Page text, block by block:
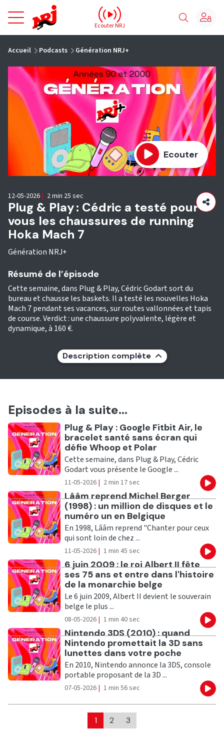
NRJ - Accueil
Ecouter NRJ
Accueil Podcasts Génération NRJ+
Ecouter
Plug & Play : Cédric a testé pour
vous les chaussures de running
Hoka Mach 7
Génération NRJ+
12-05-2026 | 2 min 25 sec
Résumé de l’épisode
Cette semaine, dans Plug & Play, Cédric Godart sort du
bureau et chausse les baskets. Il a testé les nouvelles Hoka
Mach 7 pendant ses vacances, sur routes vallonnées et tapis
de course. Verdict : une chaussure polyvalente, légère et
dynamique, à 160 €.
Description complète
Episodes à la suite...
Ecouter
Plug & Play : Google Fitbit Air, le
bracelet santé sans écran qui
défie Whoop et Polar
Cette semaine, dans Plug & Play, Cédric
Godart vous présente le Google ...
11-05-2026 | 2 min 17 sec
Ecouter
Lââm reprend Michel Berger
(1998) : un million de disques et le
numéro un en Belgique
En 1998, Lââm reprend "Chanter pour ceux
qui sont loin de chez ...
11-05-2026 | 1 min 45 sec
Ecouter
6 juin 2009 : le roi Albert II fête
ses 75 ans et entre dans l'histoire
de la monarchie belge
Le 6 juin 2009, Albert II devient le souverain
belge le plus ...
08-05-2026 | 1 min 40 sec
Ecouter
Nintendo 3DS (2010) : quand
Nintendo promettait la 3D sans
lunettes dans votre poche
En 2010, Nintendo annonce la 3DS, console
portable proposant de la 3D ...
07-05-2026 | 1 min 56 sec
1 2 3